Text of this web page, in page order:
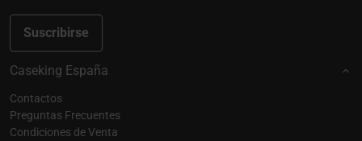
Suscribirse
Caseking España
Contactos
Preguntas Frecuentes
Condiciones de Venta